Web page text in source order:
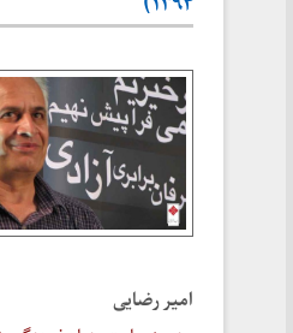
امیر رضایی